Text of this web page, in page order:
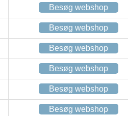
Besøg webshop
Besøg webshop
Besøg webshop
Besøg webshop
Besøg webshop
Besøg webshop